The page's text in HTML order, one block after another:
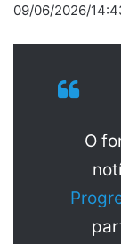
09/06/2026/
O